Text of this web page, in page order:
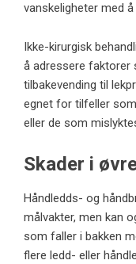
vanskeligheter med
Ikke-kirurgisk
å adressere faktorer
tilbakevending til
egnet for tilfeller
eller de som
Skader i
Håndledds- og
målvakter, men kan
som faller i bakken
flere ledd- eller